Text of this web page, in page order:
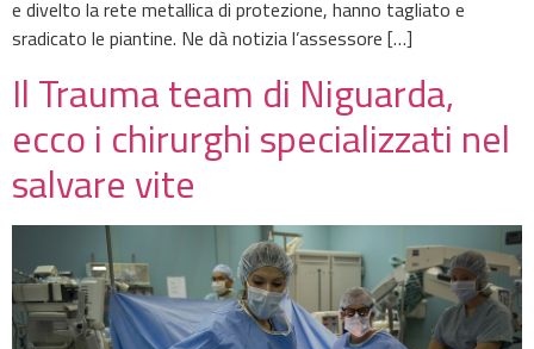
e divelto la rete metallica di protezione, hanno tagliato e
sradicato le piantine. Ne dà notizia l’assessore […]
Il Trauma team di Niguarda,
ecco i chirurghi specializzati nel
salvare vite